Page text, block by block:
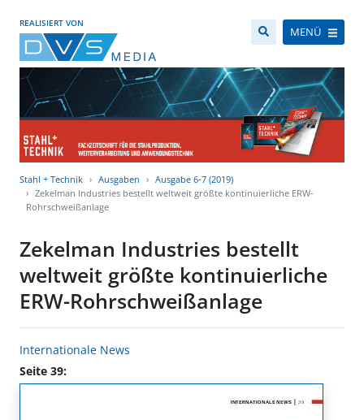
REALISIERT VON
MENÜ
Stahl + Technik Ausgaben
Ausgabe 6-7 (2019)
Zekelman Industries bestellt weltweit größte kontinuierliche ERW-
Rohrschweißanlage
Zekelman Industries bestellt
weltweit größte kontinuierliche
ERW-Rohrschweißanlage
Internationale News
Seite 39: